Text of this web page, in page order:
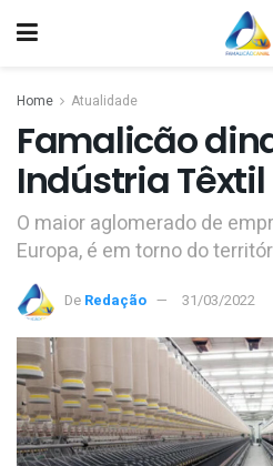
Home Atualidade
Famalicão
Indústria Têxtil
O maior aglomerado de
Europa, é em torno do
De Redação 31/03/2022